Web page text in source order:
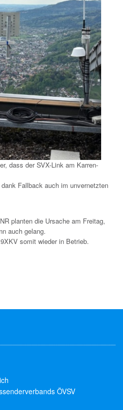
dass der SVX-Link am Karren-
Fallback auch im unvernetzten
planten die Ursache am Freitag,
auch gelang.
somit wieder in Betrieb.
ÖVSV